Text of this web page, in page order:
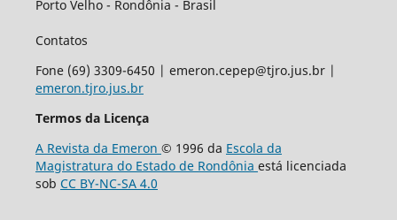
Porto Velho - Rondônia - Brasil
Contatos
Fone (69) 3309-6450 | emeron.cepep@tjro.jus.br |
emeron.tjro.jus.br
Termos da Licença
A Revista da Emeron © 1996 da Escola da
Magistratura do Estado de Rondônia está licenciada
sob CC BY-NC-SA 4.0